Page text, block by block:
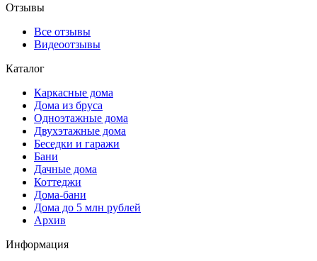
Отзывы
Все отзывы
Видеоотзывы
Каталог
Каркасные дома
Дома из бруса
Одноэтажные дома
Двухэтажные дома
Беседки и гаражи
Бани
Дачные дома
Коттеджи
Дома-бани
Дома до 5 млн рублей
Архив
Информация